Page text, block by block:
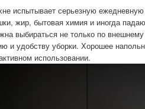
испытывает серьезную
жир, бытовая химия и иногда
выбираться не только по
и удобству уборки. Хорошее
использовании.